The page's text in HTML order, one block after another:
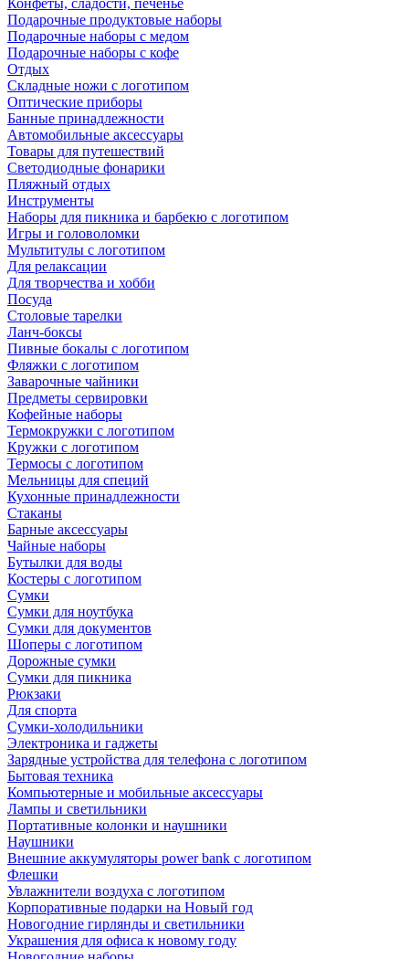
Конфеты, сладости, печенье
Подарочные продуктовые наборы
Подарочные наборы с медом
Подарочные наборы с кофе
Отдых
Складные ножи с логотипом
Оптические приборы
Банные принадлежности
Автомобильные аксессуары
Товары для путешествий
Светодиодные фонарики
Пляжный отдых
Инструменты
Наборы для пикника и барбекю с логотипом
Игры и головоломки
Мультитулы с логотипом
Для релаксации
Для творчества и хобби
Посуда
Столовые тарелки
Ланч-боксы
Пивные бокалы с логотипом
Фляжки с логотипом
Заварочные чайники
Предметы сервировки
Кофейные наборы
Термокружки с логотипом
Кружки с логотипом
Термосы с логотипом
Мельницы для специй
Кухонные принадлежности
Стаканы
Барные аксессуары
Чайные наборы
Бутылки для воды
Костеры с логотипом
Сумки
Сумки для ноутбука
Сумки для документов
Шоперы с логотипом
Дорожные сумки
Сумки для пикника
Рюкзаки
Для спорта
Сумки-холодильники
Электроника и гаджеты
Зарядные устройства для телефона с логотипом
Бытовая техника
Компьютерные и мобильные аксессуары
Лампы и светильники
Портативные колонки и наушники
Наушники
Внешние аккумуляторы power bank с логотипом
Флешки
Увлажнители воздуха с логотипом
Корпоративные подарки на Новый год
Новогодние гирлянды и светильники
Украшения для офиса к новому году